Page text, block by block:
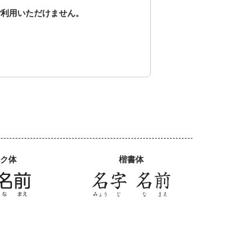
用いただけません。
体 楷書体